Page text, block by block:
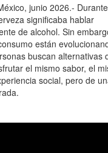
junio 2026.-
significaba hablar
de alcohol. Sin
están
buscan alternativas
el mismo sabor, el
social, pero de